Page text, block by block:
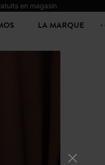
en magasin
LA MARQUE